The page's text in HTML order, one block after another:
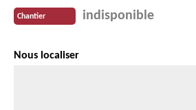
Chantier indisponible
Nous localiser